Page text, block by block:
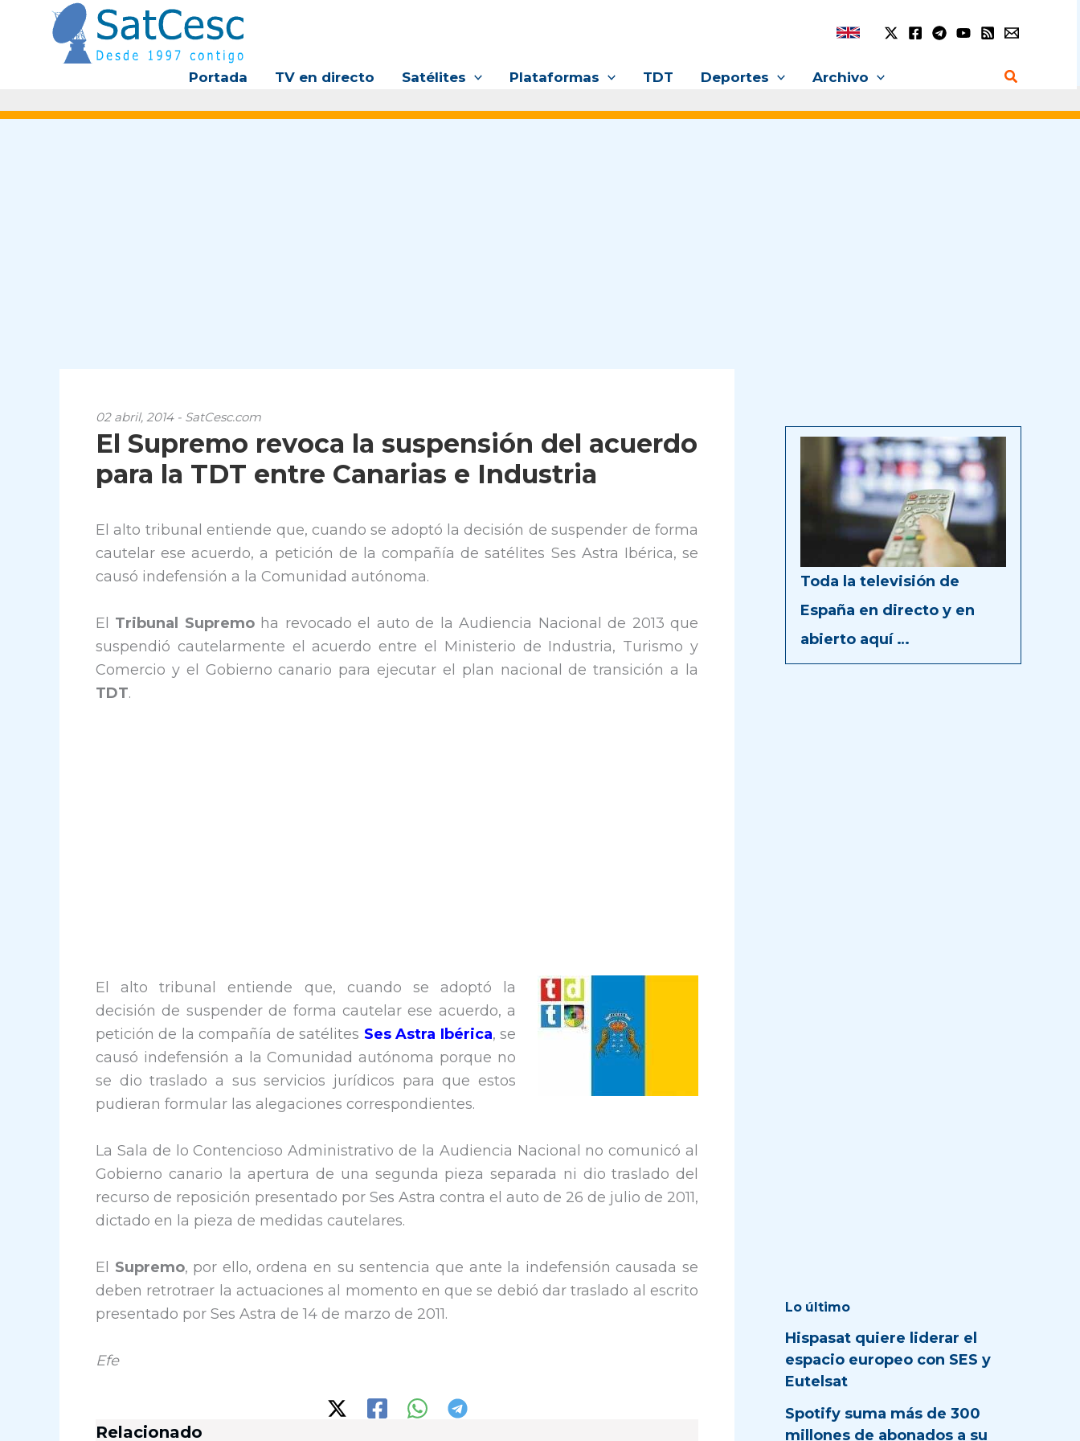
contenido
Portada TV en directo Satélites Plataformas TDT Deportes Archivo Buscar
02 abril, 2014 - SatCesc.com
El Supremo revoca la suspensión del acuerdo
para la TDT entre Canarias e Industria
El alto tribunal entiende que, cuando se adoptó la decisión de suspender de forma
cautelar ese acuerdo, a petición de la compañía de satélites Ses Astra Ibérica, se
causó indefensión a la Comunidad autónoma.
El Tribunal Supremoha revocado el auto de la Audiencia Nacional de 2013 que
suspendió cautelarmente el acuerdo entre el Ministerio de Industria, Turismo y
Comercio y el Gobierno canario para ejecutar el plan nacional de transición a la
TDT.
El alto tribunal entiende que, cuando se adoptó la
decisión de suspender de forma cautelar ese acuerdo, a
petición de la compañía de satélites Ses Astra Ibérica, se
causó indefensión a la Comunidad autónoma porque no
se dio traslado a sus servicios jurídicos para que estos
pudieran formular las alegaciones correspondientes.
La Sala de lo Contencioso Administrativo de la Audiencia Nacional no comunicó al
Gobierno canario la apertura de una segunda pieza separada ni dio traslado del
recurso de reposición presentado por Ses Astra contra el auto de 26 de julio de 2011,
dictado en la pieza de medidas cautelares.
El Supremo, por ello, ordena en su sentencia que ante la indefensión causada se
deben retrotraer la actuaciones al momento en que se debió dar traslado al escrito
presentado por Ses Astra de 14 de marzo de 2011.
Efe
Relacionado
Toda la televisión de
España en directo y en
abierto aquí …
Lo último
Hispasat quiere liderar el
espacio europeo con SES y
Eutelsat
Spotify suma más de 300
millones de abonados a su